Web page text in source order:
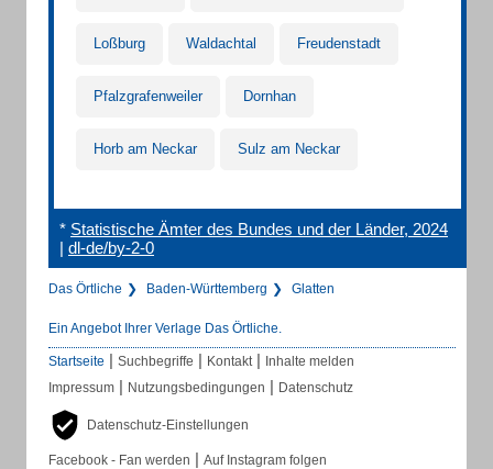
Loßburg Waldachtal Freudenstadt
Pfalzgrafenweiler Dornhan
Horb am Neckar Sulz am Neckar
* Statistische Ämter des Bundes und der Länder, 2024
| dl-de/by-2-0
Das Örtliche Baden-Württemberg Glatten
Ein Angebot Ihrer Verlage Das Örtliche.
Startseite | Suchbegriffe | Kontakt | Inhalte melden
Impressum | Nutzungsbedingungen | Datenschutz
Datenschutz-Einstellungen
Facebook - Fan werden | Auf Instagram folgen